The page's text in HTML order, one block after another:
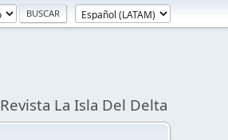
Revista La Isla Del Delta